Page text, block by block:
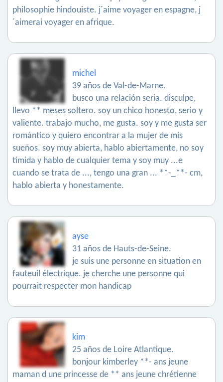
philosophie hindouiste. j´aime voyager en espagne, j
´aimerai voyager en afrique.
michel
39 años de Val-de-Marne.
busco una relación seria. disculpe,
llevo ** meses soltero. soy un chico honesto, serio y
valiente. trabajo mucho, me gusta. soy y me gusta ser
romántico y quiero encontrar a la mujer de mis
sueños. soy muy abierta, hablo abiertamente, no soy
tímida y hablo de cualquier tema y soy muy ...e
cuando se trata de ..., tengo una gran ... **-_**- cm,
hablo abierta y honestamente.
ayse
31 años de Hauts-de-Seine.
je suis une personne en situation en
fauteuil électrique. je cherche une personne qui
pourrait respecter mon handicap
kim
25 años de Loire Atlantique.
bonjour kimberley **- ans jeune
maman d une princesse de ** ans jeune chrétienne